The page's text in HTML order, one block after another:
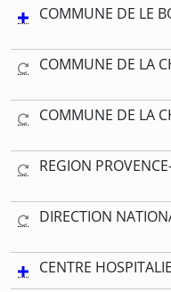
COMMUNE DE LE
COMMUNE DE LA
COMMUNE DE LA
REGION
DIRECTION
CENTRE